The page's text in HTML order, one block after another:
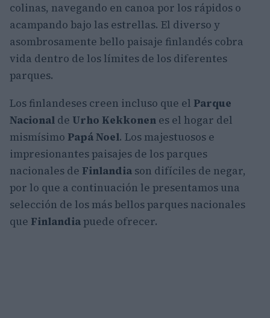
colinas, navegando en canoa por los rápidos o
acampando bajo las estrellas. El diverso y
asombrosamente bello paisaje finlandés cobra
vida dentro de los límites de los diferentes
parques.
Los finlandeses creen incluso que el Parque
Nacional de Urho Kekkonen es el hogar del
mismísimo Papá Noel. Los majestuosos e
impresionantes paisajes de los parques
nacionales de Finlandia son difíciles de negar,
por lo que a continuación le presentamos una
selección de los más bellos parques nacionales
que Finlandiapuede ofrecer.